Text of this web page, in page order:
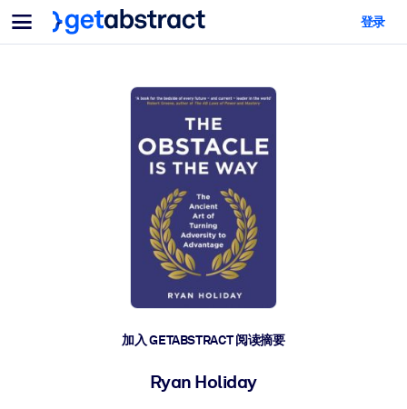
菜单
面向团队与管理者
为您的员工配备关键的人工智能技能。
帮助您的管理者为未来的工作时代做好准备。
让团队更轻松地共同学习、解决实际问题并更快采取行动。
培养您的员工应对未来挑战所需的技能。
面向人工智能系统
登录
加入 GETABSTRACT 阅读摘要
Ryan Holiday